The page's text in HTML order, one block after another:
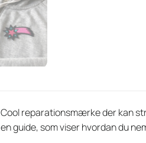
Cool reparationsmærke der kan
en guide, som viser hvordan du